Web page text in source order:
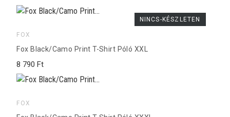
FOX
Fox Black/Camo Print T-Shirt Póló XXL
8 790 Ft
NINCS-KÉSZLETEN
FOX